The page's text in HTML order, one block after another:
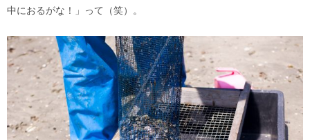
中におるがな！」って（笑）。